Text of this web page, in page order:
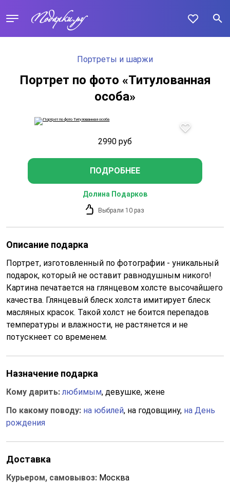
Портреты и шаржи
Портрет по фото «Титулованная
особа»
2990 руб
ПОДРОБНЕЕ
Долина Подарков
Выбрали 10 раз
Описание подарка
Портрет, изготовленный по фотографии - уникальный
подарок, который не оставит равнодушным никого!
Картина печатается на глянцевом холсте высочайшего
качества. Глянцевый блеск холста имитирует блеск
масляных красок. Такой холст не боится перепадов
температуры и влажности, не растянется и не
потускнеет со временем.
Назначение подарка
Кому дарить:любимым, девушке, жене
По какому поводу: на юбилей, на годовщину, на День
рождения
Доставка
Курьером, самовывоз: Москва